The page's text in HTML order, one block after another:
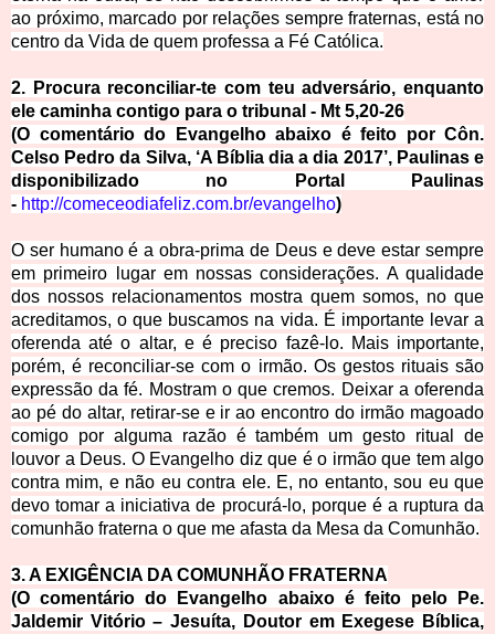
ao próximo, marcado por relações sempre fraternas, está no
centro da Vida de quem professa a Fé Católica.
2. Procura reconciliar-te com teu adversário, enquanto
ele caminha contigo para o tribunal - Mt 5,20-26
(O comentário do Evangelho abaixo é feito por Côn.
Celso Pedro da Silva, ‘A Bíblia dia a dia 2017’, Paulinas e
disponibilizado no Portal Paulinas
- http://comeceodiafeliz.com.br/evangelho)
O ser humano é a obra-prima de Deus e deve estar sempre
em primeiro lugar em nossas considerações. A qualidade
dos nossos relacionamentos mostra quem somos, no que
acreditamos, o que buscamos na vida. É importante levar a
oferenda até o altar, e é preciso fazê-lo. Mais importante,
porém, é reconciliar-se com o irmão. Os gestos rituais são
expressão da fé. Mostram o que cremos. Deixar a oferenda
ao pé do altar, retirar-se e ir ao encontro do irmão magoado
comigo por alguma razão é também um gesto ritual de
louvor a Deus. O Evangelho diz que é o irmão que tem algo
contra mim, e não eu contra ele. E, no entanto, sou eu que
devo tomar a iniciativa de procurá-lo, porque é a ruptura da
comunhão fraterna o que me afasta da Mesa da Comunhão.
3. A EXIGÊNCIA DA COMUNHÃO FRATERNA
(O comentário do Evangelho abaixo é feito pelo Pe.
Jaldemir Vitório – Jesuíta, Doutor em Exegese Bíblica,